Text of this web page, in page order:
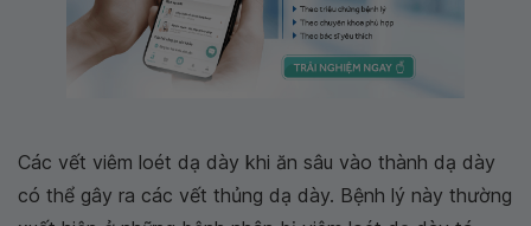
Các vết viêm loét dạ dày khi ăn sâu vào thành dạ dày
có thể gây ra các vết thủng dạ dày. Bệnh lý này thường